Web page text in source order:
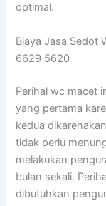
optimal.
Biaya Jasa Sedot
6629 5620
Perihal wc macet
yang pertama
kedua
tidak perlu
melakukan
bulan sekali.
dibutuhkan